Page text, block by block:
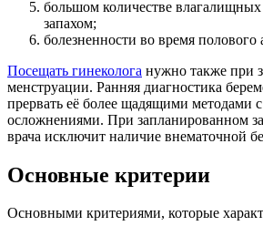
большом количестве
запахом;
болезненности во время полового
Посещать гинеколога нужно также при
менструации. Ранняя диагностика
прервать её более щадящими методами
осложнениями. При запланированном
врача исключит наличие внематочной
Основные критерии
Основными критериями, которые